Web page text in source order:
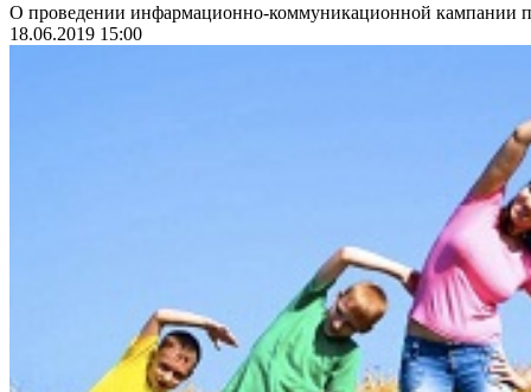
О проведении инфармационно-коммуникационной кампании
18.06.2019 15:00